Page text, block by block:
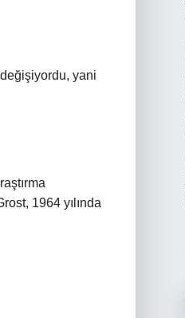
yani
1964 yılında